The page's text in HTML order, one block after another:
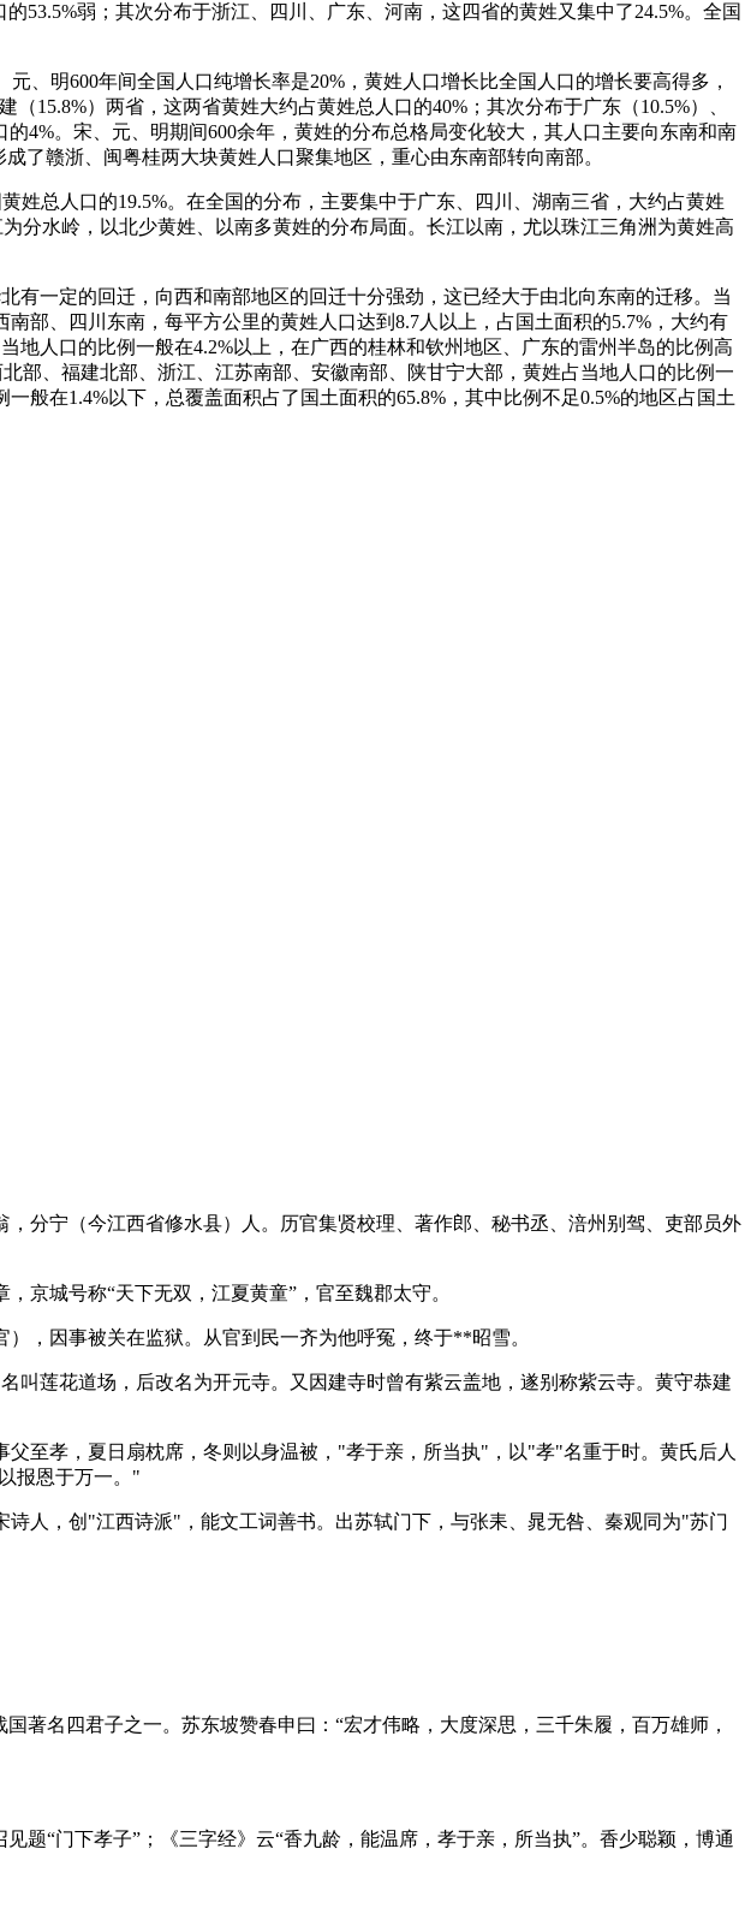
53.5%弱；其次分布于浙江、四川、广东、河南，这四省的黄姓又集中了24.5%。全国
、明600年间全国人口纯增长率是20%，黄姓人口增长比全国人口的增长要高得多，
15.8%）两省，这两省黄姓大约占黄姓总人口的40%；其次分布于广东（10.5%）、
4%。宋、元、明期间600余年，黄姓的分布总格局变化较大，其人口主要向东南和南
了赣浙、闽粤桂两大块黄姓人口聚集地区，重心由东南部转向南部。
姓总人口的19.5%。在全国的分布，主要集中于广东、四川、湖南三省，大约占黄姓
分水岭，以北少黄姓、以南多黄姓的分布局面。长江以南，尤以珠江三角洲为黄姓高
一定的回迁，向西和南部地区的回迁十分强劲，这已经大于由北向东南的迁移。当
部、四川东南，每平方公里的黄姓人口达到8.7人以上，占国土面积的5.7%，大约有
人口的比例一般在4.2%以上，在广西的桂林和钦州地区、广东的雷州半岛的比例高
部、福建北部、浙江、江苏南部、安徽南部、陕甘宁大部，黄姓占当地人口的比例一
般在1.4%以下，总覆盖面积占了国土面积的65.8%，其中比例不足0.5%的地区占国土
分宁（今江西省修水县）人。历官集贤校理、著作郎、秘书丞、涪州别驾、吏部员外
京城号称“天下无双，江夏黄童”，官至魏郡太守。
，因事被关在监狱。从官到民一齐为他呼冤，终于**昭雪。
叫莲花道场，后改名为开元寺。又因建寺时曾有紫云盖地，遂别称紫云寺。黄守恭建
至孝，夏日扇枕席，冬则以身温被，"孝于亲，所当执"，以"孝"名重于时。黄氏后人
报恩于万一。"
人，创"江西诗派"，能文工词善书。出苏轼门下，与张耒、晁无咎、秦观同为"苏门
著名四君子之一。苏东坡赞春申曰：“宏才伟略，大度深思，三千朱履，百万雄师，
题“门下孝子”；《三字经》云“香九龄，能温席，孝于亲，所当执”。香少聪颖，博通